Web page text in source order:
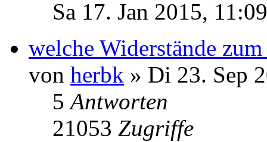
Sa 17. Jan 2015, 11:09
welche Widerstände
von herbk » Di 23. Sep
5Antworten
21053 Zugriffe